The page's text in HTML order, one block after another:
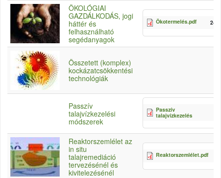
ÖKOLÓGIAI
GAZDÁLKODÁS, jogi
háttér és
felhasználható
segédanyagok
Ökotermelés.pdf
Összetett (komplex)
kockázatcsökkentési
technológiák
Passzív
talajvízkezelési
módszerek
Passzív
talajvízkezelés
Reaktorszemlélet az
in situ
talajremediáció
tervezésénél és
kivitelezésénél
Reaktorszemlélet.pdf